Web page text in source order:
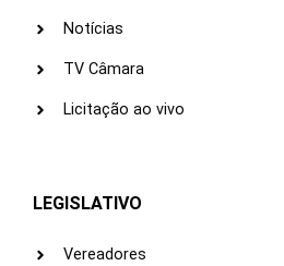
Notícias
TV Câmara
Licitação ao vivo
LEGISLATIVO
Vereadores